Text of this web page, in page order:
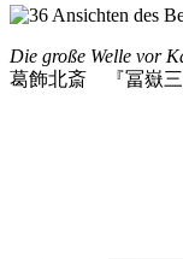
Die große Welle vor
葛飾北斎 『冨嶽